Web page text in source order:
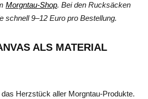
Morgntau-Shop. Bei den Rucksäcken
schnell 9–12 Euro pro Bestellung.
ALS MATERIAL
Herzstück aller Morgntau-Produkte.